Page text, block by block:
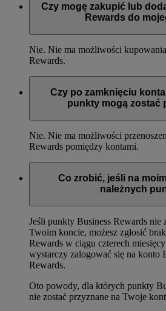
Czy mogę zakupić lub
Rewards do
Nie. Nie ma możliwości
Rewards.
Czy po zamknięciu
punkty mogą zostać
Nie. Nie ma możliwości
Rewards pomiędzy kontami.
Co zrobić, jeśli na
należnych
Jeśli punkty Business Rewards nie
Twoim koncie, możesz zgłosić
Rewards w ciągu czterech
wystarczy zalogować się na konto
Rewards.
Oto powody, dla których punkty
nie zostać przyznane na Twoje